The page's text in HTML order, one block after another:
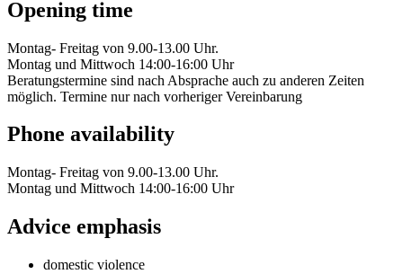
Opening time
Montag- Freitag von 9.00-13.00 Uhr.
Montag und Mittwoch 14:00-16:00 Uhr
Beratungstermine sind nach Absprache auch zu anderen Zeiten
möglich. Termine nur nach vorheriger Vereinbarung
Phone availability
Montag- Freitag von 9.00-13.00 Uhr.
Montag und Mittwoch 14:00-16:00 Uhr
Advice emphasis
domestic violence